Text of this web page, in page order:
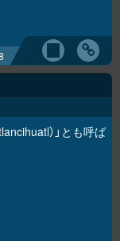
）」とも呼ば